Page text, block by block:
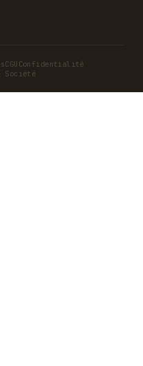
CGU Confidentialité
Société